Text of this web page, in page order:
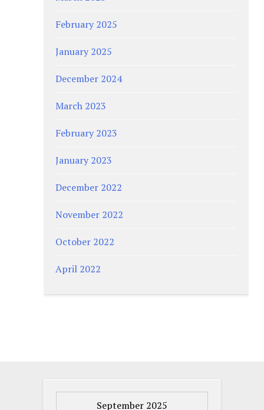
February 2025
January 2025
December 2024
March 2023
February 2023
January 2023
December 2022
November 2022
October 2022
April 2022
September 2025